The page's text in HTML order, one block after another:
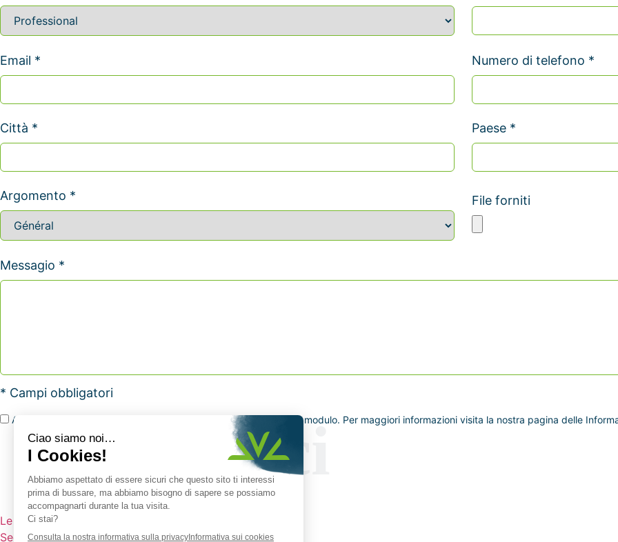
Email * Numero di telefono *
Città * Paese *
Argomento * File forniti
Messagio *
* Campi obbligatori
Accetto che Vauché raccolga i miei dati personali tramite questo modulo. Per maggiori informazioni visita la nostra pagina delle
Le nostre macchine
Seconda mano